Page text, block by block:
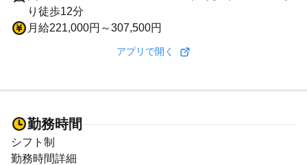
り徒歩12分
月給221,000円～307,500円
アプリで開く
勤務時間
シフト制
勤務時間詳細